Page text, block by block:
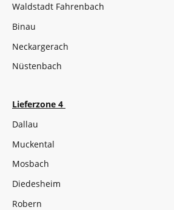
Waldstadt Fahrenbach
Binau
Neckargerach
Nüstenbach
Lieferzone 4
Dallau
Muckental
Mosbach
Diedesheim
Robern